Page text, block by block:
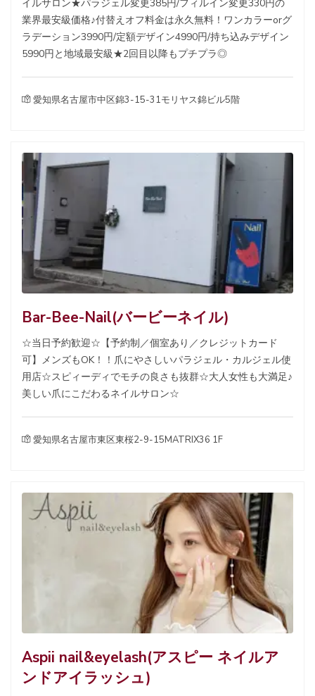
イルサロン★パラジェル変更385円/フィルイン変更330円の
業界最安級価格♪付替えオフ料金は永久無料！ワンカラーorグ
ラデーション3990円/定額デザイン4990円/持ち込みデザイン
5990円と地域最安級★2回目以降もプチプラ◎
愛知県名古屋市中区錦3-15-31モリヤス錦ビル5階
Bar-Bee-Nail(バービーネイル)
☆当日予約歓迎☆【予約制／個室あり／クレジットカード
可】メンズもOK！！爪にやさしいパラジェル・カルジェル使
用店☆スピィーディでモチの良さも抜群☆大人女性も大満足♪
美しい爪にこだわるネイルサロン☆
愛知県名古屋市東区東桜2-9-15MATRIX36 1F
Aspii nail&eyelash(アスピー ネイルア
ンドアイラッシュ)